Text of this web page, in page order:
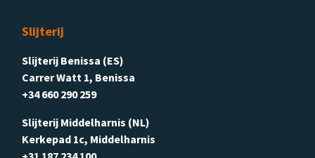
Slijterij
Slijterij Benissa (ES)
Carrer Watt 1, Benissa
+34 660 290 259
Slijterij Middelharnis (NL)
Kerkepad 1c, Middelharnis